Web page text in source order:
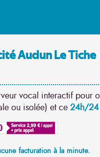
Audun Le Tiche
vocal interactif pour
ou isolée) et ce 24h/24
facturation à la minute.